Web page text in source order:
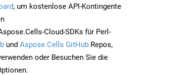
, um kostenlose API-Kontingente
Cloud-SDKs für Perl-
und Aspose.Cells GitHub Repos,
oder Besuchen Sie die